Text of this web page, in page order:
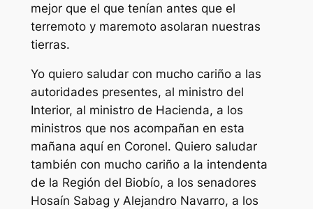
mejor que el que tenían antes que el
terremoto y maremoto asolaran nuestras
tierras.
Yo quiero saludar con mucho cariño a las
autoridades presentes, al ministro del
Interior, al ministro de Hacienda, a los
ministros que nos acompañan en esta
mañana aquí en Coronel. Quiero saludar
también con mucho cariño a la intendenta
de la Región del Biobío, a los senadores
Hosaín Sabag y Alejandro Navarro, a los